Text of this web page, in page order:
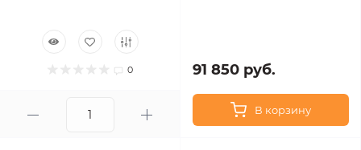
0 91 850 руб.
В корзину